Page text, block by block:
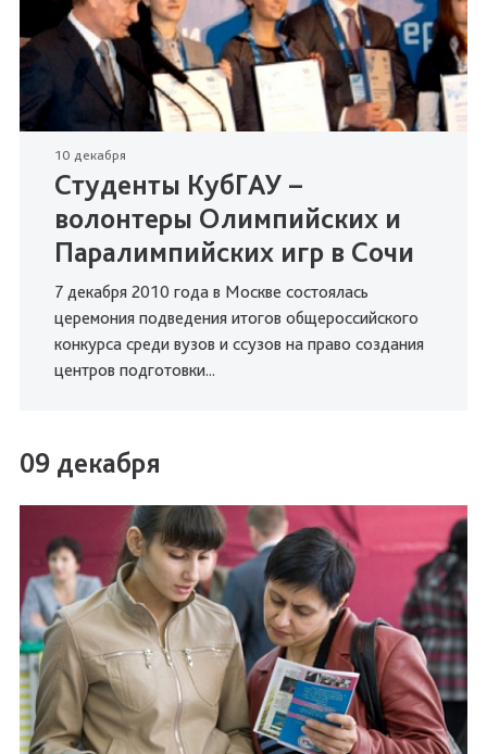
10 декабря
Студенты КубГАУ –
волонтеры Олимпийских и
Паралимпийских игр в Сочи
7 декабря 2010 года в Москве состоялась
церемония подведения итогов общероссийского
конкурса среди вузов и ссузов на право создания
центров подготовки...
09 декабря